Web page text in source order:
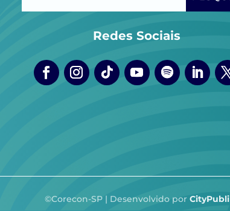
Redes Sociais
©Corecon-SP | Desenvolvido por CityPubli